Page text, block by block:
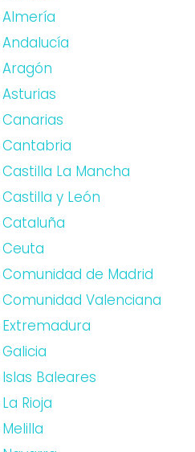
Cantabria
La Mancha
y León
de Madrid
Valenciana
Baleares
Rioja